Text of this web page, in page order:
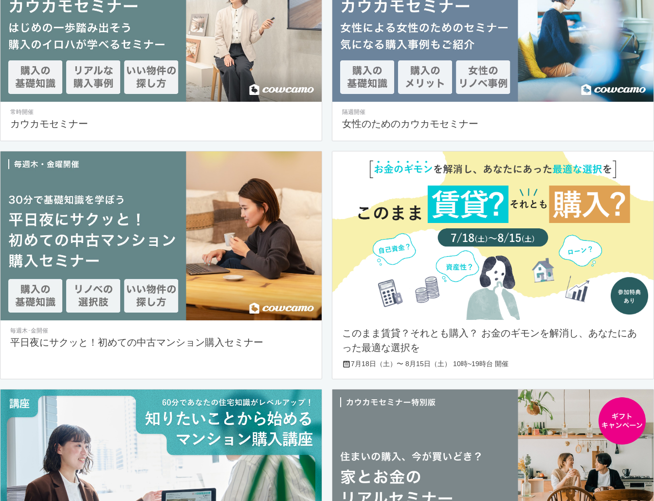
常時開催
カウカモセミナー
隔週開催
女性のためのカウカモセミナー
毎週木･金開催
平日夜にサクッと！初めての中古マンション購入セミナー
このまま賃貸？それとも購入？ お金のギモンを解消し、あなたにあ
った最適な選択を
7月18日（土）〜 8月15日（土） 10時~19時台 開催